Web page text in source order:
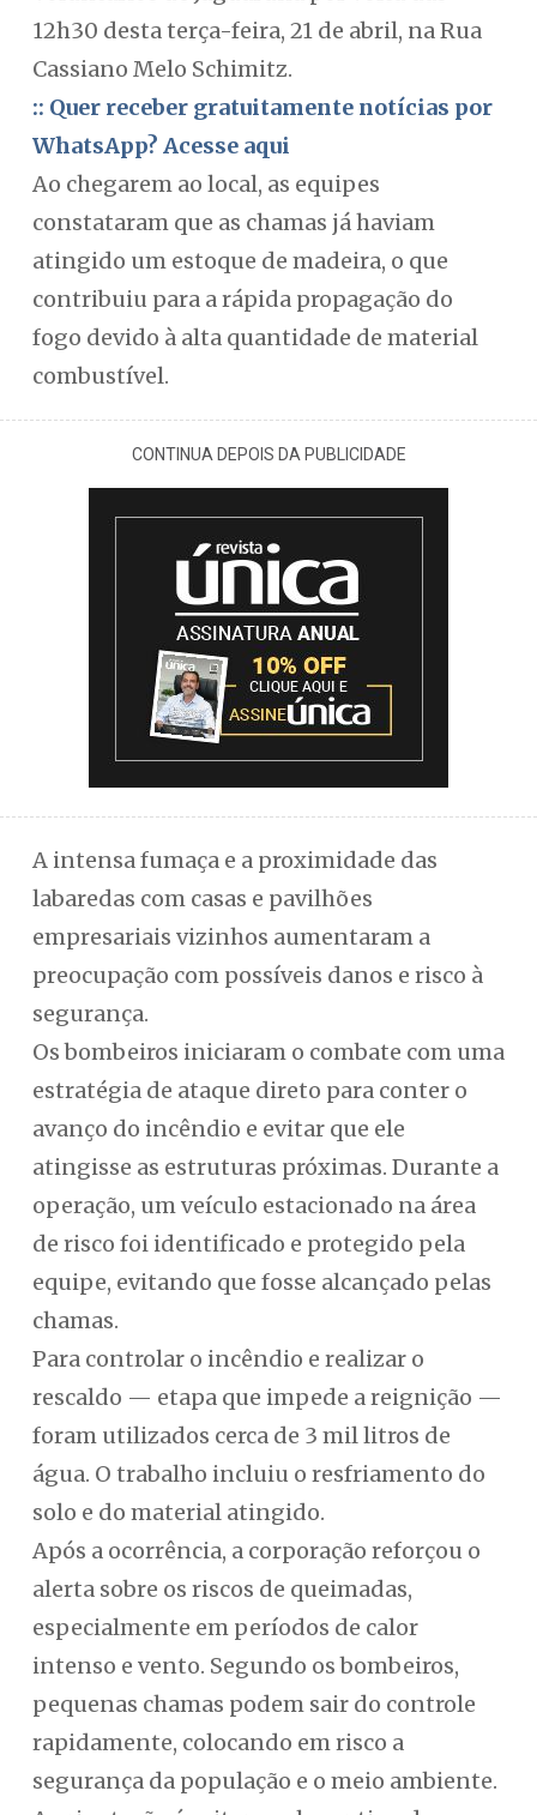
12h30 desta terça-feira, 21 de abril, na Rua
Cassiano Melo Schimitz.
:: Quer receber gratuitamente notícias por
WhatsApp? Acesse aqui
Ao chegarem ao local, as equipes
constataram que as chamas já haviam
atingido um estoque de madeira, o que
contribuiu para a rápida propagação do
fogo devido à alta quantidade de material
combustível.
CONTINUA DEPOIS DA PUBLICIDADE
A intensa fumaça e a proximidade das
labaredas com casas e pavilhões
empresariais vizinhos aumentaram a
preocupação com possíveis danos e risco à
segurança.
Os bombeiros iniciaram o combate com uma
estratégia de ataque direto para conter o
avanço do incêndio e evitar que ele
atingisse as estruturas próximas. Durante a
operação, um veículo estacionado na área
de risco foi identificado e protegido pela
equipe, evitando que fosse alcançado pelas
chamas.
Para controlar o incêndio e realizar o
rescaldo — etapa que impede a reignição —
foram utilizados cerca de 3 mil litros de
água. O trabalho incluiu o resfriamento do
solo e do material atingido.
Após a ocorrência, a corporação reforçou o
alerta sobre os riscos de queimadas,
especialmente em períodos de calor
intenso e vento. Segundo os bombeiros,
pequenas chamas podem sair do controle
rapidamente, colocando em risco a
segurança da população e o meio ambiente.